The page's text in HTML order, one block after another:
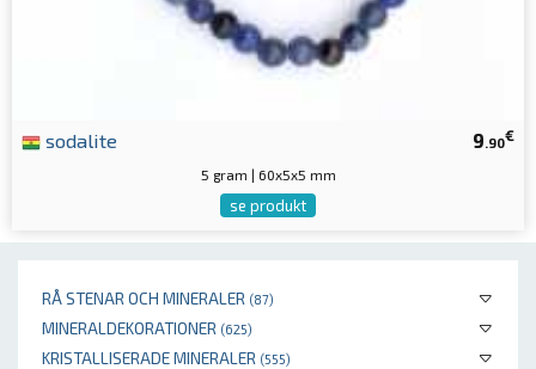
RÅ STENAR OCH MINERALER (87)
MINERALDEKORATIONER (625)
KRISTALLISERADE MINERALER (555)
9.90€
sodalite
5 gram | 60x5x5 mm
se produkt